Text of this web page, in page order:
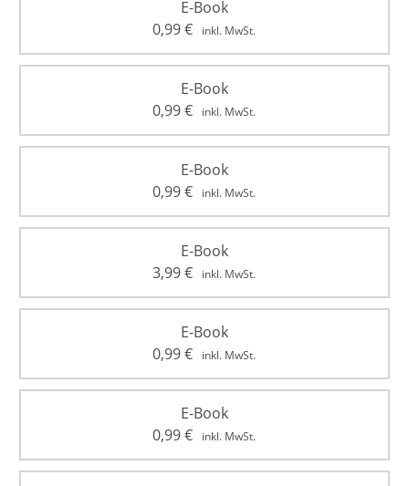
E-Book
0,99€ inkl. MwSt.
E-Book
0,99€ inkl. MwSt.
E-Book
0,99€ inkl. MwSt.
E-Book
3,99€ inkl. MwSt.
E-Book
0,99€ inkl. MwSt.
E-Book
0,99€ inkl. MwSt.